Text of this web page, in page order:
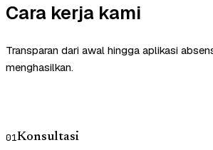
Cara kerja kami
Transparan dari awal hingga aplikasi
menghasilkan.
01Konsultasi